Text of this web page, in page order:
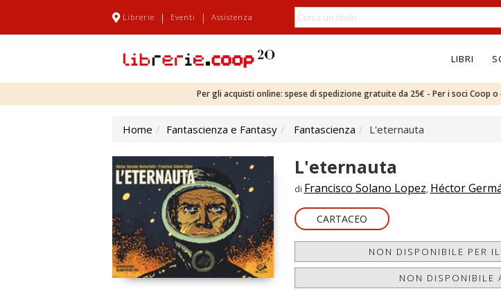
Librerie | Eventi | Assistenza
LIBRI
Per gli acquisti online: spese di spedizione gratuite da 25€ - Per i soci
Home Fantascienza e Fantasy Fantascienza L'eternauta
L'eternauta
di Francisco Solano Lopez, Héctor
CARTACEO
NON DISPONIBILE PER
NON DISPONIBILE